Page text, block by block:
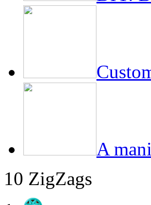
A
10 ZigZags